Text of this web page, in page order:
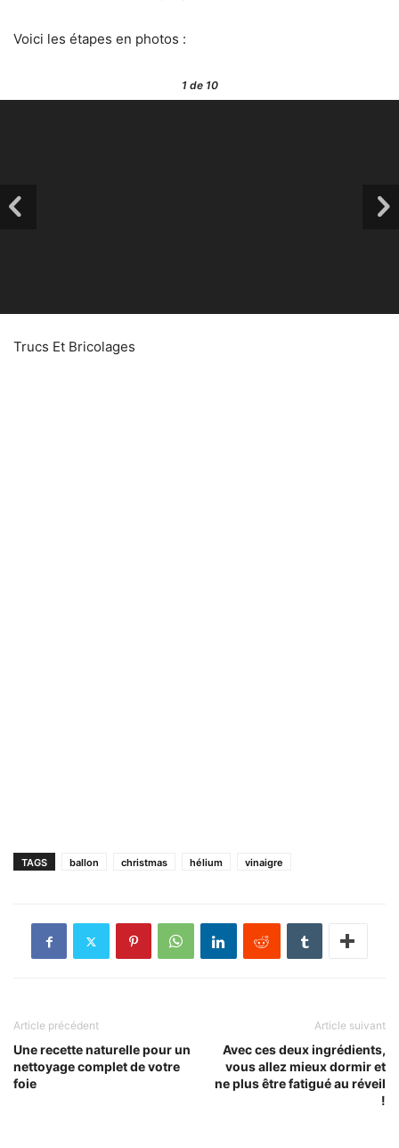
Voici les étapes en photos :
1de 10
Trucs Et Bricolages
TAGS ballon christmas hélium vinaigre
Article précédent
Une recette naturelle pour un
nettoyage complet de votre
foie
Article suivant
Avec ces deux ingrédients,
vous allez mieux dormir et
ne plus être fatigué au réveil
!